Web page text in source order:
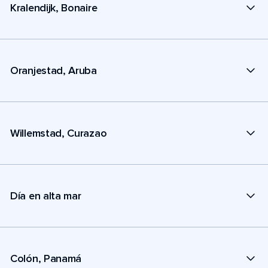
Kralendijk, Bonaire
Oranjestad, Aruba
Willemstad, Curazao
Día en alta mar
Colón, Panamá